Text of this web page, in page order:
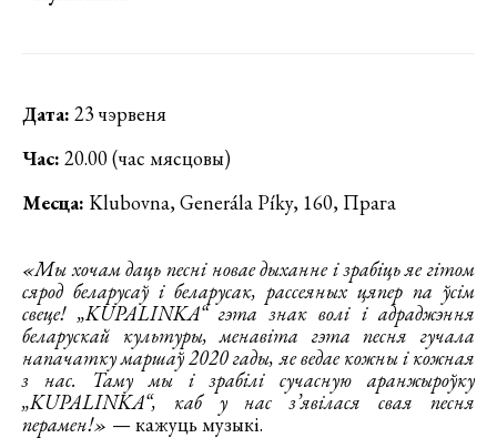
Дата: 23 чэрвеня
Час: 20.00 (час мясцовы)
Месца: Klubovna, Generála Píky, 160, Прага
«Мы хочам даць песні новае дыханне і зрабіць яе гітом
сярод беларусаў і беларусак, рассеяных цяпер па ўсім
свеце! „KUPALINKA“ гэта знак волі і адраджэння
беларускай культуры, менавіта гэта песня гучала
напачатку маршаў 2020 гады, яе ведае кожны і кожная
з нас. Таму мы і зрабілі сучасную аранжыроўку
„KUPALINKA“, каб у нас з’явілася свая песня
перамен!» — кажуць музыкі.